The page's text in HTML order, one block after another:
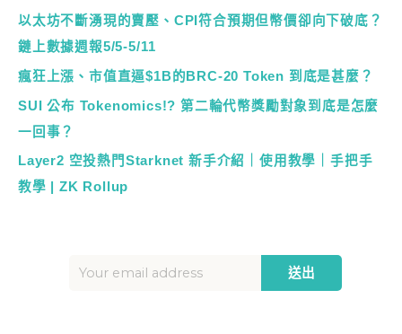
以太坊不斷湧現的賣壓、CPI符合預期但幣價卻向下破底？
鏈上數據週報5/5-5/11
瘋狂上漲、市值直逼$1B的BRC-20 Token 到底是甚麼？
SUI 公布 Tokenomics!? 第二輪代幣獎勵對象到底是怎麼
一回事？
Layer2 空投熱門Starknet 新手介紹｜使用教學｜手把手
教學 | ZK Rollup